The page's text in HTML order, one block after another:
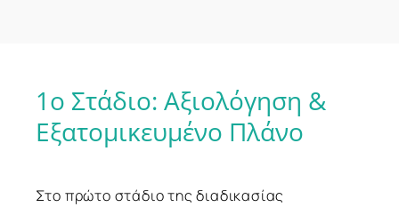
1ο Στάδιο: Αξιολόγηση &
Εξατομικευμένο Πλάνο
Στο πρώτο στάδιο της διαδικασίας